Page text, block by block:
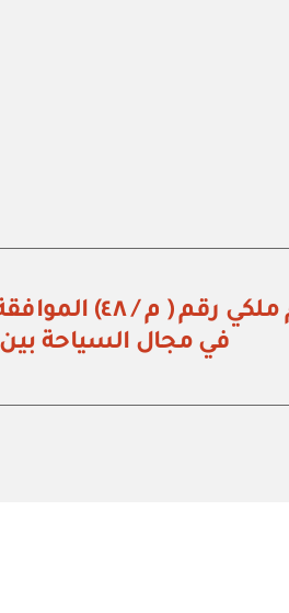
مرسوم ملكي رقم
في مجال السياحة بين